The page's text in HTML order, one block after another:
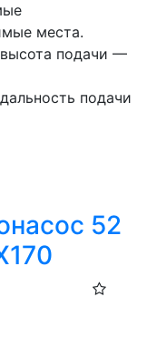
места.
подачи —
подачи
52